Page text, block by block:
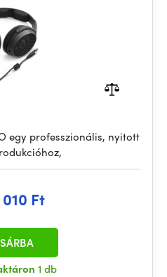
egy professzionális, nyitott
Ft
1 db